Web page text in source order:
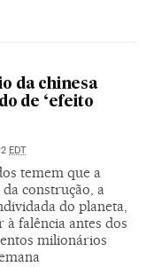
da chinesa
de ‘efeito
EDT
temem que a
da construção, a
do planeta,
à falência antes dos
milionários